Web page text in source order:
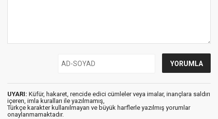
UYARI: Küfür, hakaret, rencide edici cümleler veya imalar, inançlara saldırı
içeren, imla kuralları ile yazılmamış,
Türkçe karakter kullanılmayan ve büyük harflerle yazılmış yorumlar
onaylanmamaktadır.